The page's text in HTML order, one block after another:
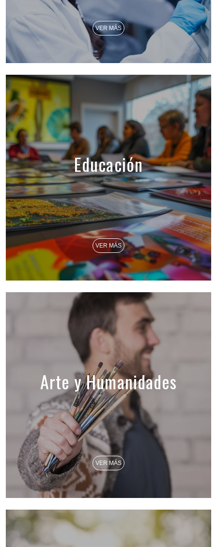
VER MÁS
Educación
VER MÁS
Arte y Humanidades
VER MÁS